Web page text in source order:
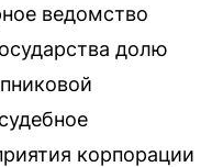
ведомство
долю
корпорации